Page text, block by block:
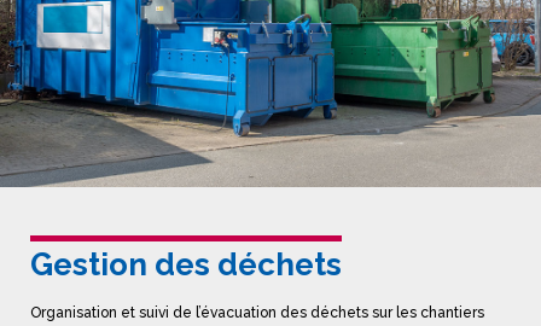
Gestion des déchets
Organisation et suivi de l’évacuation des déchets sur les chantiers